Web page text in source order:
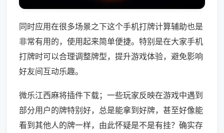
同时应用在很多场景之下这个手机打牌计算辅助也是
非常有用的，使用起来简单便捷。特别是在大家手机
打牌时可以合理调整牌型，提升游戏体验，避免影响
好友间互动乐趣。
微乐江西麻将插件下载；一些玩家反映在游戏中遇到
部分用户的牌特别好，总是能拿到好牌，甚至好像能
看到其他人的牌一样，由此怀疑是不是有挂？确实存